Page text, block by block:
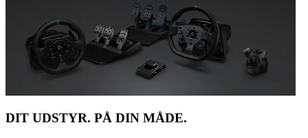
DIT UDSTYR. PÅ DIN MÅDE.